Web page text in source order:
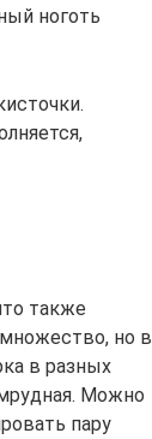
ноготь
также
но в
в разных
Можно
пару